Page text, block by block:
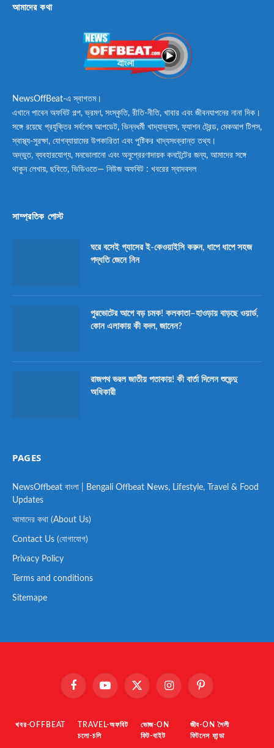
আমাদের কথা
NewsOffBeat-এ স্বাগতম।
এখানে পাবেন অফবিট গল্প, ভ্রমণ, সংস্কৃতি, রীতি-নীতি, খাবার এবং জীবনযাপনের নানা দিক।
সঙ্গে রয়েছে প্রযুক্তির সর্বশেষ আপডেট, ভিন্নধর্মী খাদ্যাভ্যাস, ফ্যাশন ট্রেন্ড, মেকআপ টিপস,
স্বাস্থ্য-সুরক্ষা, যোগব্যায়ামের উপকারিতা এবং পুষ্টিকর খাদ্যসংক্রান্ত তথ্য।
অদ্ভুত, ব্যবহারযোগ্য, মনভোলানো এবং অনুপ্রেরণাদায়ক কনটেন্টের জন্য, আমাদের সঙ্গে
থাকুন লেখায়, ছবিতে, ভিডিওতে— নিউজ অফবিট : খবরের স্বাদবদল
সাম্প্রতিক পোস্ট
ঘরে বসেই গ্যাসের ই-কেওয়াইসি করুন, ধাপে ধাপে সহজ
পদ্ধতি জেনে নিন
পুরভোটের আগে বড় চমক! কলকাতা–হাওড়ায় বাড়ছে ওয়ার্ড,
কোন এলাকায় কী বদল, জানেন?
রাজপথ ভরল জাতীয় পতাকায়! কী বার্তা দিলেন শুভেন্দু
অধিকারী
PAGES
NewsOffbeat বাংলা | Bengali Offbeat News, Lifestyle, Travel & Food
Updates
আমাদের কথা (About Us)
Contact Us (যোগাযোগ)
Privacy Policy
Terms and conditions
Sitemape
FacebookYouTube X
InstagramPinterest
খবর-OFFBEAT
TRAVEL-অফবিট
চলো-চলি
ভোজ-ON
ফিট-বাইট
জীব-ON শৈলী
ফিটনেস ফান্ডা